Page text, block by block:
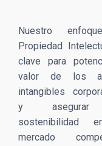
Nuestro
Propiedad
clave para
valor de los
intangibles
y
sostenibilidad
mercado